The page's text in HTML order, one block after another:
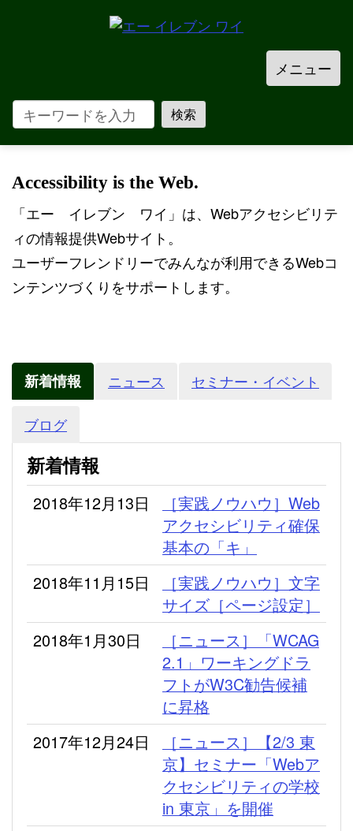
メニュー
Accessibility is the Web.
「エー イレブン ワイ」は、Webアクセシビリテ
ィの情報提供Webサイト。
ユーザーフレンドリーでみんなが利用できるWebコ
ンテンツづくりをサポートします。
新着情報 ニュース セミナー・イベント
ブログ
新着情報
2018年12月13日
［実践ノウハウ］Web
アクセシビリティ確保
基本の「キ」
2018年11月15日
［実践ノウハウ］文字
サイズ［ページ設定］
2018年1月30日
［ニュース］「WCAG
2.1」ワーキングドラ
フトがW3C勧告候補
に昇格
2017年12月24日
［ニュース］【2/3 東
京】セミナー「Webア
クセシビリティの学校
in 東京」を開催